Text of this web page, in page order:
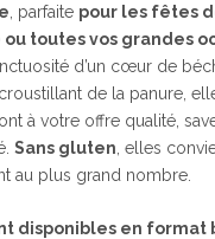
, parfaite pour les fêtes
ou toutes vos grandes
d’un cœur de
de la panure,
à votre offre qualité,
Sans gluten , elles
au plus grand nombre.
disponibles en format